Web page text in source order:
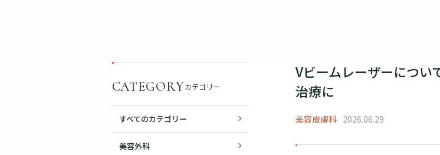
Vビームレーザーについ
治療に
美容皮膚科 2026.06.29
CATEGORYカテゴリー
すべてのカテゴリー
美容外科